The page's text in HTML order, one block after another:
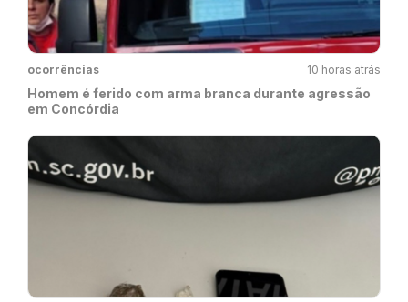
ocorrências 10 horas atrás
Homem é ferido com arma branca durante agressão
em Concórdia